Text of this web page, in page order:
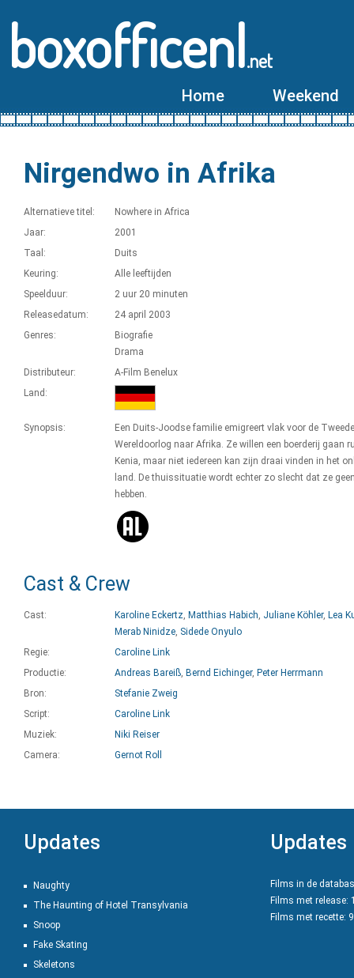
boxofficenl.net
Home Weekend
Nirgendwo in Afrika
Alternatieve titel:
Nowhere in Africa
Jaar:
2001
Taal:
Duits
Keuring:
Alle leeftijden
Speelduur:
2 uur 20 minuten
Releasedatum:
24 april 2003
Genres:
Biografie
Drama
Distributeur:
A-Film Benelux
Land:
Synopsis:
Een Duits-Joodse familie emigreert vlak voor de Tweede
Wereldoorlog naar Afrika. Ze willen een boerderij gaan
Kenia, maar niet iedereen kan zijn draai vinden in het
land. De thuissituatie wordt echter zo slecht dat ze
hebben.
Cast & Crew
Cast: Karoline Eckertz, Matthias Habich, Juliane Köhler, Lea
Merab Ninidze, Sidede Onyulo
Regie:
Caroline Link
Productie:
Andreas Bareiß, Bernd Eichinger, Peter Herrmann
Bron:
Stefanie Zweig
Script:
Caroline Link
Muziek:
Niki Reiser
Camera:
Gernot Roll
Updates
Naughty
The Haunting of Hotel Transylvania
Snoop
Fake Skating
Skeletons
Updates
Films in de
Films met release:
Films met recette: